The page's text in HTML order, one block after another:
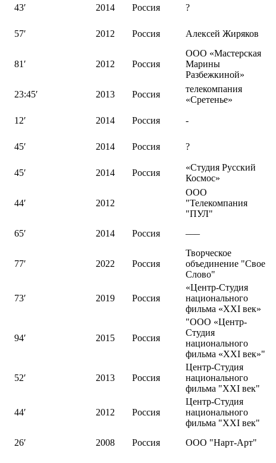
43′ 2014 Россия ?
57′ 2012 Россия Алексей Жиряков
81′ 2012 Россия
ООО «Мастерская
Марины
Разбежкиной»
23:45′ 2013 Россия
телекомпания
«Сретенье»
12′ 2014 Россия -
45′ 2014 Россия ?
45′ 2014 Россия
«Студия Русский
Космос»
44′ 2012
ООО
"Телекомпания
"ПУЛ"
65′ 2014 Россия –––
77′ 2022 Россия
Творческое
объединение "Свое
Слово"
73′ 2019 Россия
«Центр-Студия
национального
фильма «XXI век»
94′ 2015 Россия
"ООО «Центр-
Студия
национального
фильма «XXI век»"
52′ 2013 Россия
Центр-Студия
национального
фильма "ХХI век"
44′ 2012 Россия
Центр-Студия
национального
фильма "ХХI век"
26′ 2008 Россия ООО "Нарт-Арт"